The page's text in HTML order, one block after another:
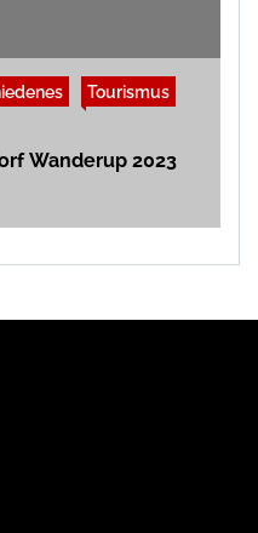
Tourismus
Wanderup 2023